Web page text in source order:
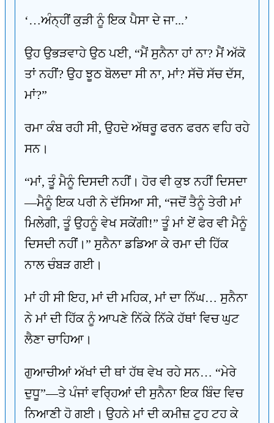
‘…ਅੰਨ੍ਹੀਂ ਕੁੜੀ ਨੂੰ ਇਕ ਪੈਸਾ ਦੇ ਜਾ...’
ਉਹ ਉਭੜਵਾਹੇ ਉਠ ਪਈ, “ਮੈਂ ਸੁਨੈਨਾ ਹਾਂ ਨਾ? ਮੈਂ ਅੱਕੋ
ਤਾਂ ਨਹੀਂ? ਉਹ ਝੂਠ ਬੋਲਦਾ ਸੀ ਨਾ, ਮਾਂ? ਸੱਚੋ ਸੱਚ ਦੱਸ,
ਮਾਂ?”
ਰਮਾ ਕੰਬ ਰਹੀ ਸੀ, ਉਹਦੇ ਅੱਥਰੂ ਫਰਨ ਫਰਨ ਵਹਿ ਰਹੇ
ਸਨ।
“ਮਾਂ, ਤੂੰ ਮੈਨੂੰ ਦਿਸਦੀ ਨਹੀਂ। ਹੋਰ ਵੀ ਕੁਝ ਨਹੀਂ ਦਿਸਦਾ
—ਮੈਨੂੰ ਇਕ ਪਰੀ ਨੇ ਦੱਸਿਆ ਸੀ, “ਜਦੋਂ ਤੈਨੂੰ ਤੇਰੀ ਮਾਂ
ਮਿਲੇਗੀ, ਤੂੰ ਉਹਨੂੰ ਵੇਖ ਸਕੇਂਗੀ!” ਤੂੰ ਮਾਂ ਏਂ ਫੇਰ ਵੀ ਮੈਨੂੰ
ਦਿਸਦੀ ਨਹੀਂ।” ਸੁਨੈਨਾ ਡਡਿਆ ਕੇ ਰਮਾ ਦੀ ਹਿੱਕ
ਨਾਲ ਚੰਬੜ ਗਈ।
ਮਾਂ ਹੀ ਸੀ ਇਹ, ਮਾਂ ਦੀ ਮਹਿਕ, ਮਾਂ ਦਾ ਨਿੱਘ… ਸੁਨੈਨਾ
ਨੇ ਮਾਂ ਦੀ ਹਿੱਕ ਨੂੰ ਆਪਣੇ ਨਿੱਕੇ ਨਿੱਕੇ ਹੱਥਾਂ ਵਿਚ ਘੁਟ
ਲੈਣਾ ਚਾਹਿਆ।
ਗੁਆਚੀਆਂ ਅੱਖਾਂ ਦੀ ਥਾਂ ਹੱਥ ਵੇਖ ਰਹੇ ਸਨ… “ਮੇਰੇ
ਦੁਧੂ”—ਤੇ ਪੰਜਾਂ ਵਰ੍ਹਿਆਂ ਦੀ ਸੁਨੈਨਾ ਇਕ ਬਿੰਦ ਵਿਚ
ਨਿਆਣੀ ਹੋ ਗਈ। ਉਹਨੇ ਮਾਂ ਦੀ ਕਮੀਜ਼ ਟੁਹ ਟਹ ਕੇ